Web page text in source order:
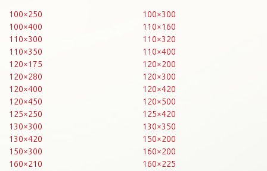
100×250
100×300
100×400
110×160
110×300
110×320
110×350
110×400
120×175
120×200
120×280
120×300
120×400
120×420
120×450
120×500
125×250
125×420
130×300
130×350
130×420
150×200
150×300
160×200
160×210
160×225